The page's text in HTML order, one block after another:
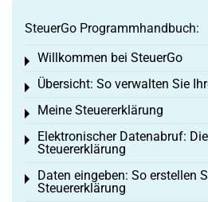
SteuerGo Programmhandbuch:
Willkommen bei SteuerGo
Toggle menu
Übersicht: So verwalten Sie
Toggle menu
Meine Steuererklärung
Toggle menu
Elektronischer Datenabruf:
Steuererklärung
Toggle menu
Daten eingeben: So erstellen
Steuererklärung
Toggle menu